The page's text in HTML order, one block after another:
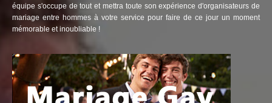
équipe s'occupe de tout et mettra toute son expérience d'organisateurs de
mariage entre hommes à votre service pour faire de ce jour un moment
mémorable et inoubliable !